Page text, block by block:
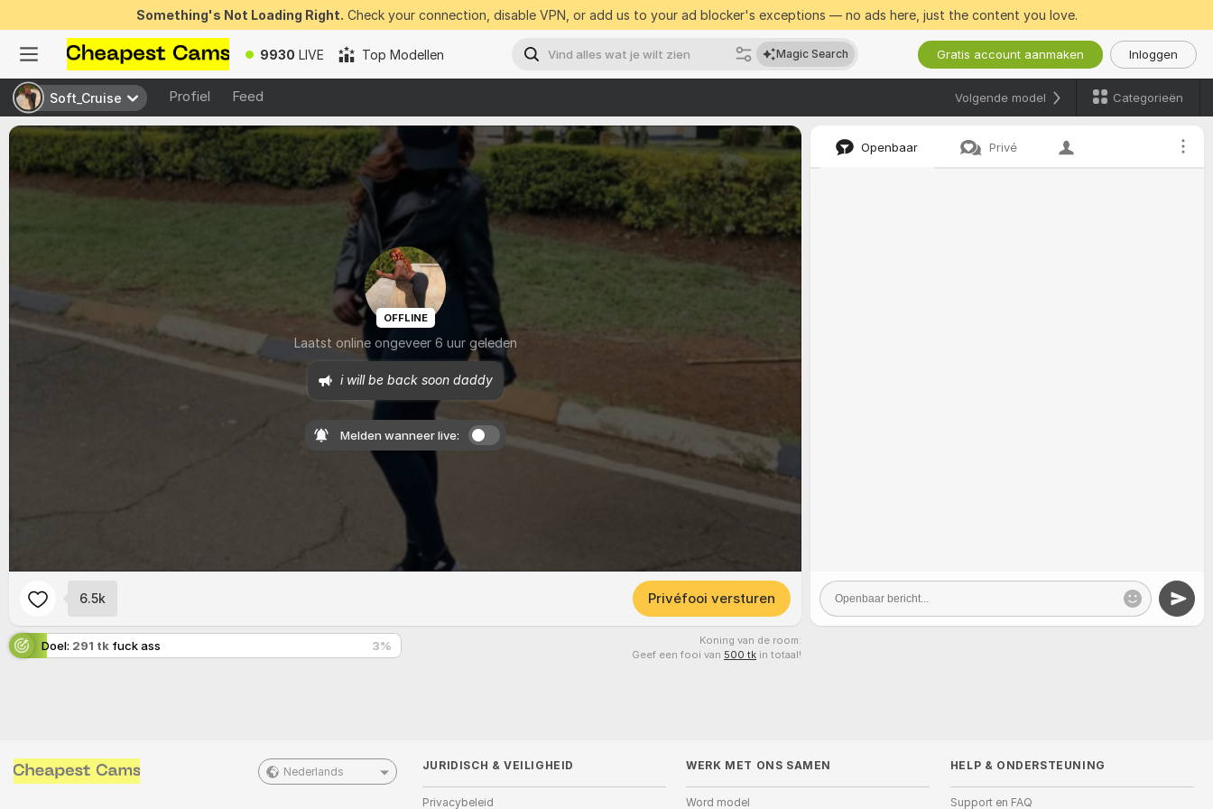
Something's Not Loading Right. Check your connection, disable VPN, or add us to your ad blocker's exceptions — no ads here, just the content you love.
9930 LIVE Top Modellen Magic Search Gratis account aanmaken Inloggen
Soft_Cruise Profiel Feed
Soft_Cruise Volgende model Categorieën
OFFLINE
Laatst online ongeveer 6 uur geleden
i will be back soon daddy
Melden wanneer live:
6.5k Privéfooi versturen
Doel: 291 tk fuck ass 3%
Koning van de room:
Geef een fooi van 500 tk in totaal!
Openbaar Privé
Nederlands JURIDISCH & VEILIGHEID
Privacybeleid
WERK MET ONS SAMEN
Word model
HELP & ONDERSTEUNING
Support en FAQ